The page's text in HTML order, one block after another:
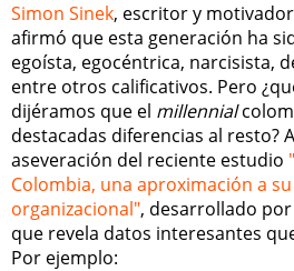
Simon Sinek, escritor y
afirmó que esta generación ha
egoísta, egocéntrica, narcisista,
entre otros calificativos. Pero
dijéramos que el millennial
destacadas diferencias al resto?
aseveración del reciente estudio
Colombia, una aproximación a
organizacional", desarrollado por
que revela datos interesantes
Por ejemplo: